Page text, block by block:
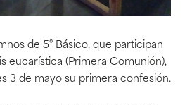
de 5° Básico, que participan
eucarística (Primera Comunión),
3 de mayo su primera confesión.